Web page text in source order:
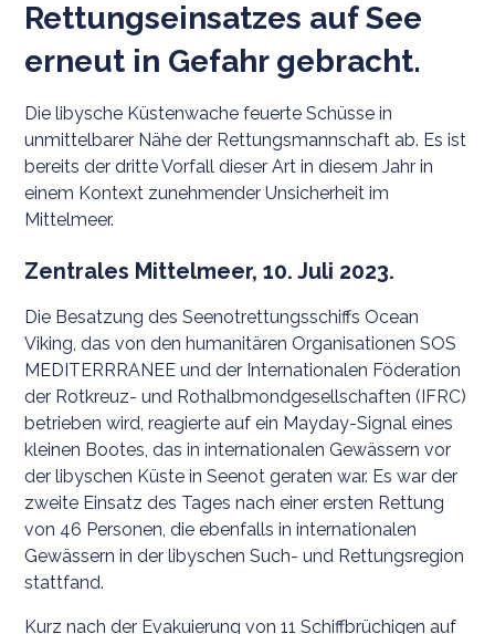
Rettungseinsatzes auf See
erneut in Gefahr gebracht.
Die libysche Küstenwache feuerte Schüsse in
unmittelbarer Nähe der Rettungsmannschaft ab. Es ist
bereits der dritte Vorfall dieser Art in diesem Jahr in
einem Kontext zunehmender Unsicherheit im
Mittelmeer.
Zentrales Mittelmeer, 10. Juli 2023.
Die Besatzung des Seenotrettungsschiffs Ocean
Viking, das von den humanitären Organisationen SOS
MEDITERRRANEE und der Internationalen Föderation
der Rotkreuz- und Rothalbmondgesellschaften (IFRC)
betrieben wird, reagierte auf ein Mayday-Signal eines
kleinen Bootes, das in internationalen Gewässern vor
der libyschen Küste in Seenot geraten war. Es war der
zweite Einsatz des Tages nach einer ersten Rettung
von 46 Personen, die ebenfalls in internationalen
Gewässern in der libyschen Such- und Rettungsregion
stattfand.
Kurz nach der Evakuierung von 11 Schiffbrüchigen auf